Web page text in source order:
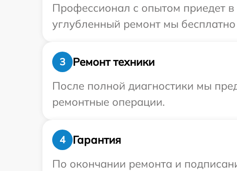
Профессионал с опытом приедет в
углубленный ремонт мы
3
Ремонт техники
После полной диагностики мы
ремонтные операции.
4
Гарантия
По окончании ремонта и